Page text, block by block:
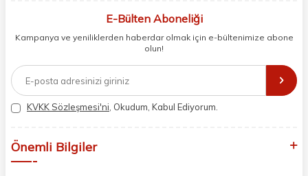
odaklanıyoruz. Doğal içerikleri bilimsel formüllerle birleştirerek saç ve
ihtiyaçlarını dinleyerek her zaman en iyisini sunmayı hedefliyor,
yeniliyoruz. Güvenilirliğimiz, samimiyetimiz ve kaliteye olan
bağlılığımızla güzellik yolculuğunuzda yanınızdayız.
E-Bülten Aboneliği
Kampanya ve yeniliklerden haberdar olmak için e-bültenimize abone
olun!
KVKK Sözleşmesi'ni, Okudum, Kabul Ediyorum.
Önemli Bilgiler